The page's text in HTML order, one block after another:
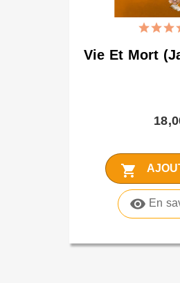
Vie Et Mort
shopping_cart
visibility En